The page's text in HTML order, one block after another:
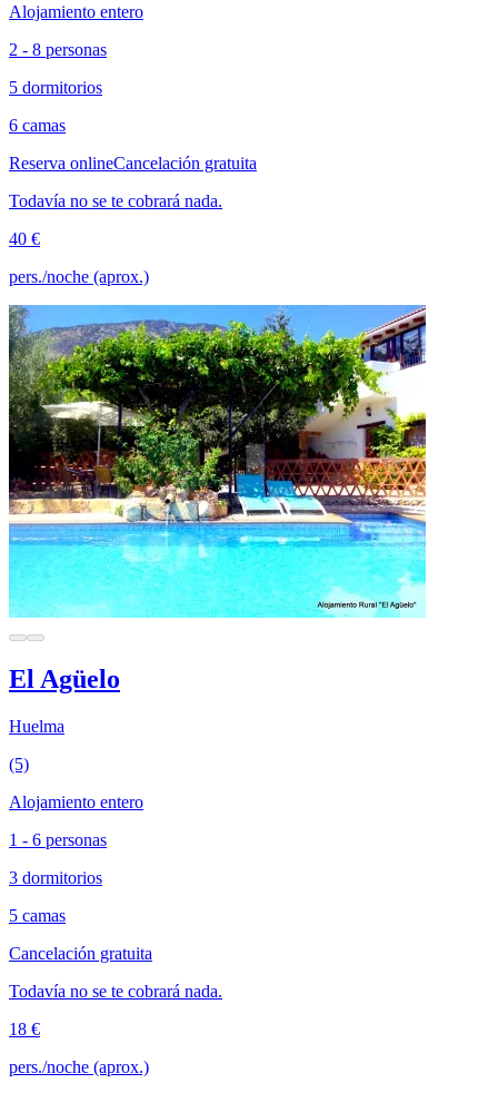
Alojamiento entero
2 - 8 personas
5 dormitorios
6 camas
Reserva onlineCancelación gratuita
Todavía no se te cobrará nada.
40 €
pers./noche (aprox.)
El Agüelo
Huelma
(5)
Alojamiento entero
1 - 6 personas
3 dormitorios
5 camas
Cancelación gratuita
Todavía no se te cobrará nada.
18 €
pers./noche (aprox.)